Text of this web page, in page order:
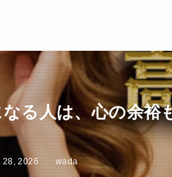
る人は、心の余裕
28, 2026 wada